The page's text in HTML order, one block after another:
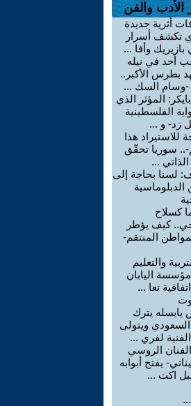
الأدب والفن
أثرية جديدة
تكشف أسرار
وأفا ...
أحد في نيله
بطرس الأكبر..
-وسام السك ...
المؤثر الذي
الفلسطينية
زد- و ...
للاستيراد هذا
.. سوريا تحقّق
الذاتي ...
لسنا بحاجة إلى
الدبلوماسية
كسلاح
كيف يؤطر
المنتقم-
والتعليم
اليابان
تعا ...
يايسله يترك
ويتولى
الفنية لفري ...
الروسي
يفتح أبوابه
اكت ...